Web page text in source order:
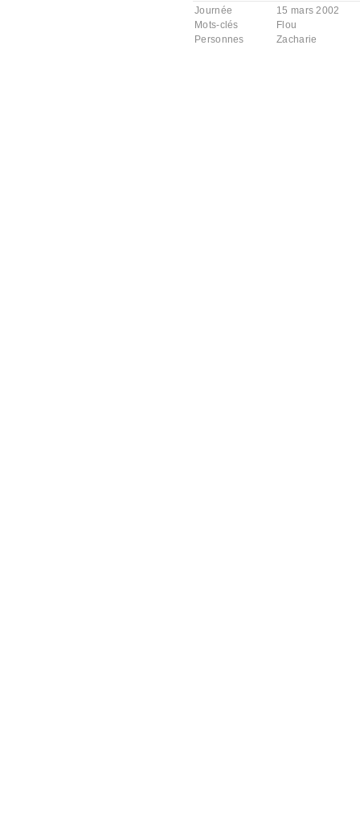
Journée
15 mars 2002
Mots-clés
Flou
Personnes
Zacharie